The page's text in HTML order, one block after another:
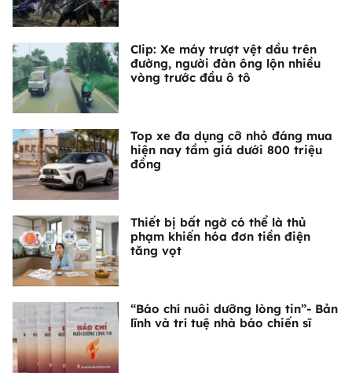
Clip: Xe máy trượt vệt dầu trên
đường, người đàn ông lộn nhiều
vòng trước đầu ô tô
Top xe đa dụng cỡ nhỏ đáng mua
hiện nay tầm giá dưới 800 triệu
đồng
Thiết bị bất ngờ có thể là thủ
phạm khiến hóa đơn tiền điện
tăng vọt
“Báo chí nuôi dưỡng lòng tin”- Bản
lĩnh và trí tuệ nhà báo chiến sĩ